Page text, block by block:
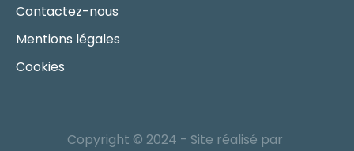
Contactez-nous
Mentions légales
Cookies
Copyright © 2024 - Site réalisé par